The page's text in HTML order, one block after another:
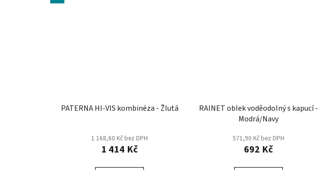
PATERNA HI-VIS kombinéza - Žlutá
1 168,60 Kč bez DPH
1 414 Kč
RAINET oblek voděodolný s kapucí -
Modrá/Navy
571,90 Kč bez DPH
692 Kč